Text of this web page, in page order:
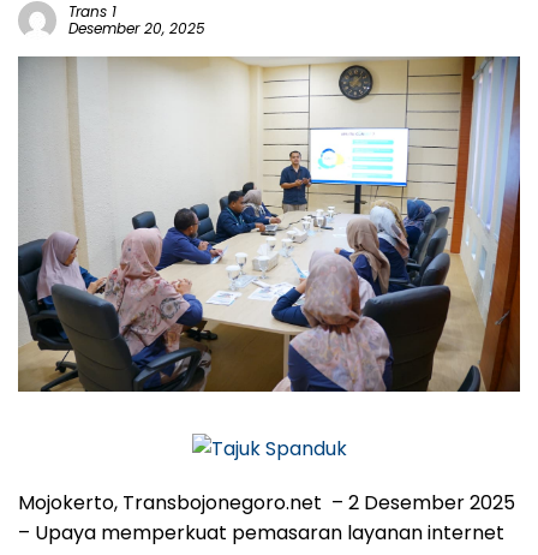
Trans 1
Desember 20, 2025
Mojokerto, Transbojonegoro.net – 2 Desember 2025
– Upaya memperkuat pemasaran layanan internet